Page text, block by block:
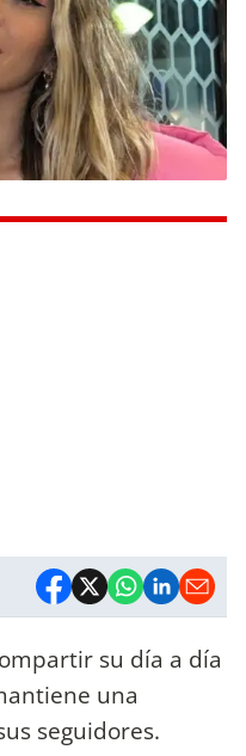
su día a día
una
seguidores.